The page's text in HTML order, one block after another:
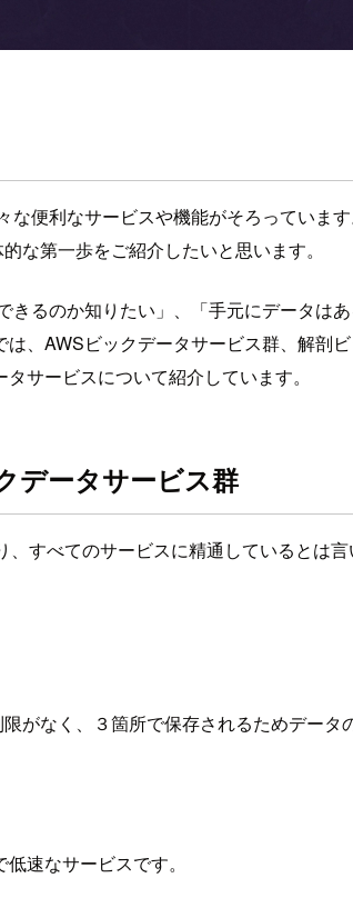
な便利なサービスや機能がそろっていま
な第一歩をご紹介したいと思います。
きるのか知りたい」、「手元にデータ
、AWSビックデータサービス群、解
サービスについて紹介しています。
データサービス群
すべてのサービスに精通しているとは
がなく、３箇所で保存されるためデータ
速なサービスです。